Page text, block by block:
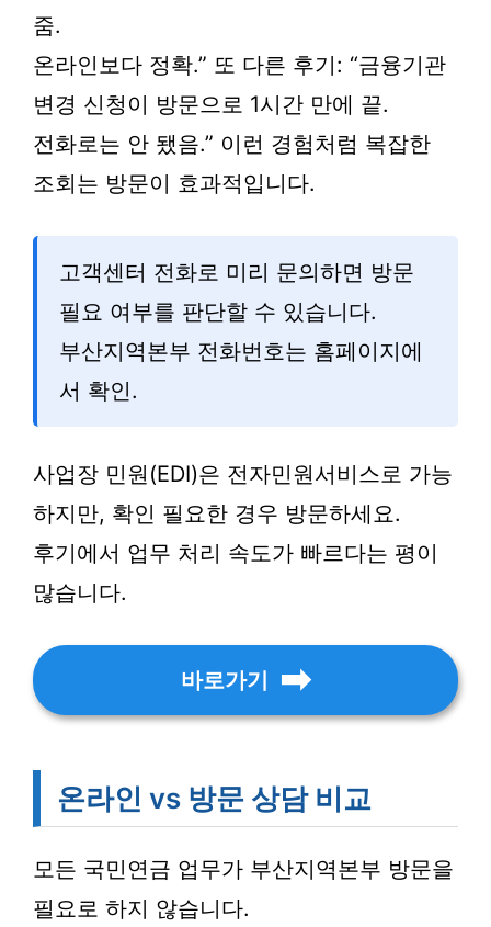
줌.
온라인보다 정확.” 또 다른 후기: “금융기관
변경 신청이 방문으로 1시간 만에 끝.
전화로는 안 됐음.” 이런 경험처럼 복잡한
조회는 방문이 효과적입니다.
고객센터 전화로 미리 문의하면 방문
필요 여부를 판단할 수 있습니다.
부산지역본부 전화번호는 홈페이지에
서 확인.
사업장 민원(EDI)은 전자민원서비스로 가능
하지만, 확인 필요한 경우 방문하세요.
후기에서 업무 처리 속도가 빠르다는 평이
많습니다.
바로가기
온라인 vs 방문 상담 비교
모든 국민연금 업무가 부산지역본부 방문을
필요로 하지 않습니다.